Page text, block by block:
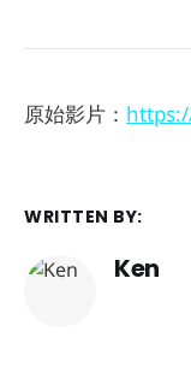
原始影片：
WRITTEN BY:
Ken